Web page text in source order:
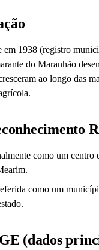
1938 (registro
do Maranhão
ao longo das
como um centro
como um
(dados